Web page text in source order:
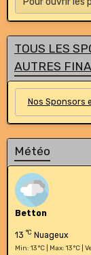
TOUS LES
AUTRES
Nos Sponsors
Météo
Betton
13 °C Nuageux
Min: 13 °C | Max: 13 °C |